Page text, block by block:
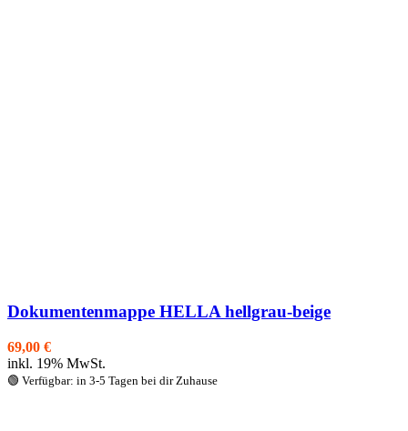
Dokumentenmappe HELLA hellgrau-beige
69,00 €
inkl. 19% MwSt.
🟢 Verfügbar: in 3-5 Tagen bei dir Zuhause